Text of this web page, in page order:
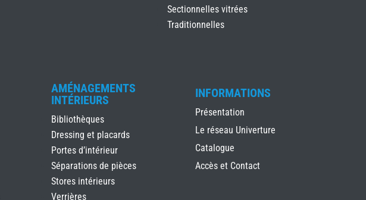
Sectionnelles vitrées
Traditionnelles
AMÉNAGEMENTS
INTÉRIEURS
Bibliothèques
Dressing et placards
Portes d’intérieur
Séparations de pièces
Stores intérieurs
Verrières
INFORMATIONS
Présentation
Le réseau Univerture
Catalogue
Accès et Contact